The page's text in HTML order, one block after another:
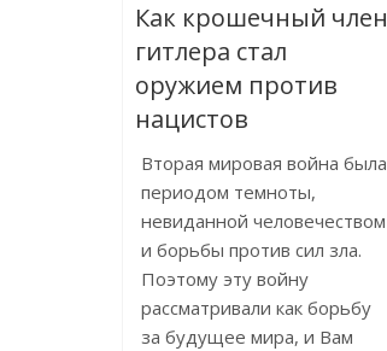
Как крошечный член
гитлера стал
оружием против
нацистов
Вторая мировая война была
периодом темноты,
невиданной человечеством
и борьбы против сил зла.
Поэтому эту войну
рассматривали как борьбу
за будущее мира, и Вам